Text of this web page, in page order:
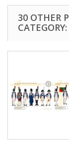
30 OTHER
CATEGORY: